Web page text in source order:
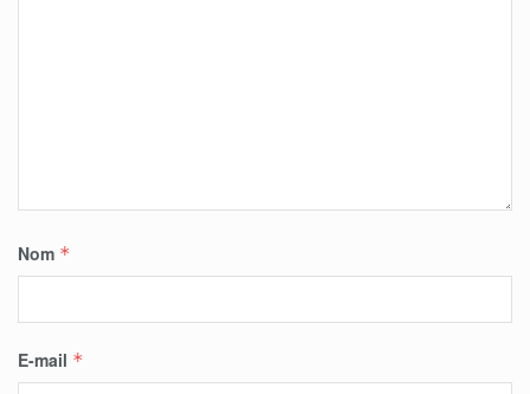
Nom *
E-mail *